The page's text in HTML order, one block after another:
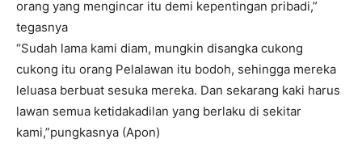
orang yang mengincar itu demi kepentingan pribadi,”
tegasnya
“Sudah lama kami diam, mungkin disangka cukong
cukong itu orang Pelalawan itu bodoh, sehingga mereka
leluasa berbuat sesuka mereka. Dan sekarang kaki harus
lawan semua ketidakadilan yang berlaku di sekitar
kami,”pungkasnya (Apon)